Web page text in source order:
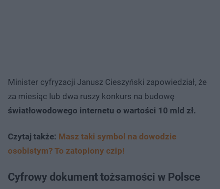
Minister cyfryzacji Janusz Cieszyński zapowiedział, że
za miesiąc lub dwa ruszy konkurs na budowę
światłowodowego internetu o wartości 10 mld zł.
Czytaj także: Masz taki symbol na dowodzie
osobistym? To zatopiony czip!
Cyfrowy dokument tożsamości w Polsce